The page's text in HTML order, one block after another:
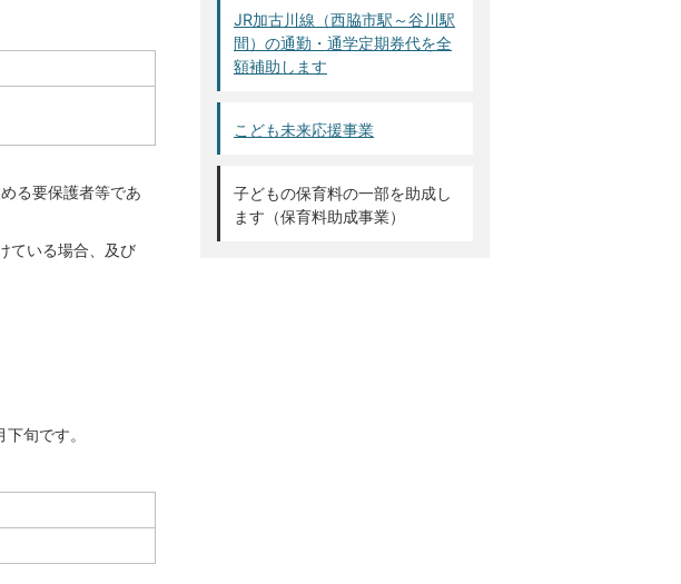
る要保護者等であ
ている場合、及び
旬です。
JR加古川線（西脇市駅～谷川駅
間）の通勤・通学定期券代を全
額補助します
こども未来応援事業
子どもの保育料の一部を助成し
ます（保育料助成事業）